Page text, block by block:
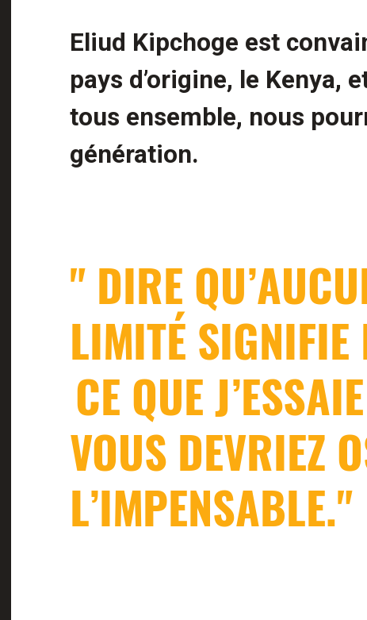
Eliud Kipchoge est
pays d’origine, le Kenya,
tous ensemble, nous
génération.
" DIRE
LIMITÉ SIGNIFIE
CE QUE
VOUS DEVRIEZ
L’IMPENSABLE."